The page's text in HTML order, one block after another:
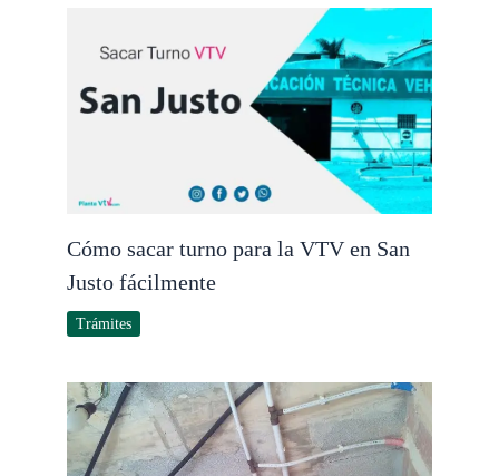
Cómo sacar turno para la VTV en San
Justo fácilmente
Trámites